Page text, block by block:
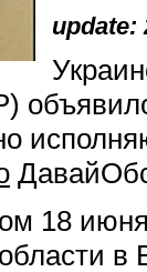
update:
18
в